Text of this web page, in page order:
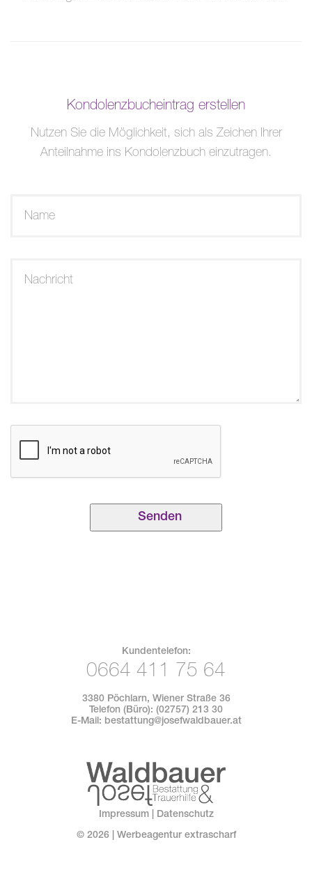
Kondolenzbucheintrag erstellen
Nutzen Sie die Möglichkeit, sich als Zeichen Ihrer
Anteilnahme ins Kondolenzbuch einzutragen.
Name
Nachricht
Kundentelefon:
0664 411 75 64
3380 Pöchlarn, Wiener Straße 36
Telefon (Büro): (02757) 213 30
E-Mail: bestattung@josefwaldbauer.at
Impressum| Datenschutz
© 2026| Werbeagentur extrascharf